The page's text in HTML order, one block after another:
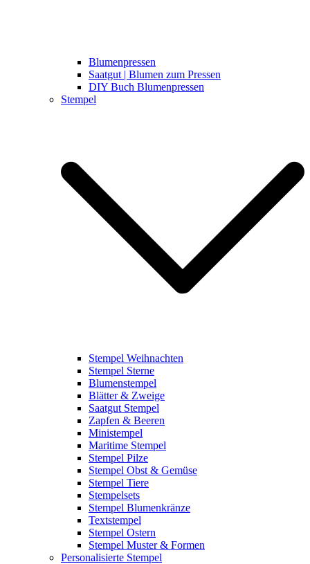
Blumenpressen
Saatgut | Blumen zum Pressen
DIY Buch Blumenpressen
Stempel
Stempel Weihnachten
Stempel Sterne
Blumenstempel
Blätter & Zweige
Saatgut Stempel
Zapfen & Beeren
Ministempel
Maritime Stempel
Stempel Pilze
Stempel Obst & Gemüse
Stempel Tiere
Stempelsets
Stempel Blumenkränze
Textstempel
Stempel Ostern
Stempel Muster & Formen
Personalisierte Stempel